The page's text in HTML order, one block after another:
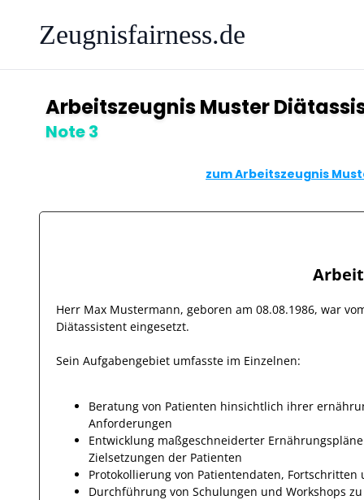
Zeugnisfairness.de
Arbeitszeugnis Muster
Note 3
zum Arbeitszeugnis
Herr Max Mustermann, geboren am 08.08.1986, war
Diätassistent eingesetzt.
Sein Aufgabengebiet umfasste im Einzelnen:
Beratung von Patienten hinsichtlich ihrer
Anforderungen
Entwicklung maßgeschneiderter
Zielsetzungen der Patienten
Protokollierung von Patientendaten,
Durchführung von Schulungen und Workshops